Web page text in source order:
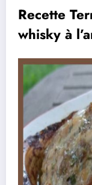
Recette
whisky à